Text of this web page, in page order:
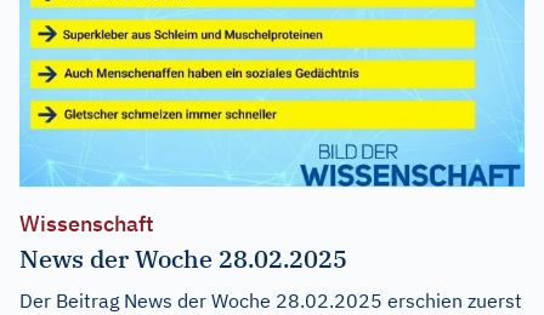
Wissenschaft
News der Woche 28.02.2025
Der Beitrag News der Woche 28.02.2025 erschien zuerst